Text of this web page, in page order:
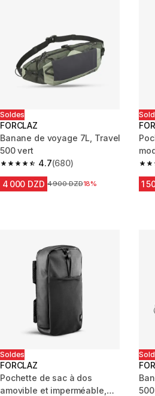
Soldes
FORCLAZ
Banane de voyage 7L, Travel
500 vert
4.7
4.7 out of 5 stars from 680 reviews
(680)
4 000 DZD Prix avant la réduction
4 900 DZD18% 1
Soldes
FORCLAZ
Pochette de sac à dos
amovible et imperméable,